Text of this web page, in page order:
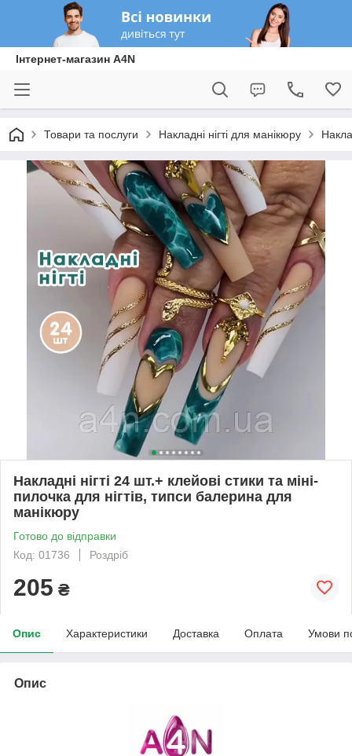
Інтернет-магазин A4N
Товари та послуги Накладні нігті для манікюру
Накладні нігті 24 шт.+ клейові стики та міні-
пилочка для нігтів, типси балерина для
манікюру
Готово до відправки
Код: 01736
Роздріб
205 ₴
Опис Характеристики Доставка Оплата Умови
Опис